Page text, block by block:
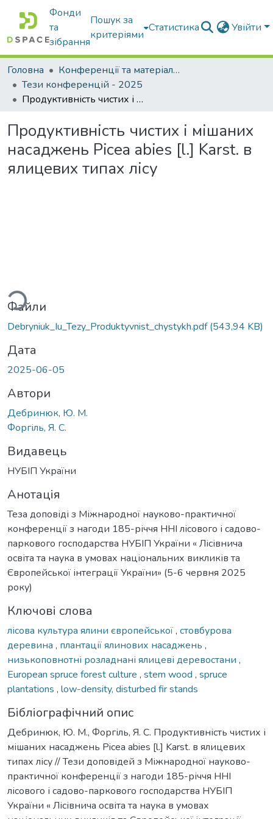
Фонди
та
зібрання
Пошук за
критеріями
Статистика Увійти
Головна
Конференції та матеріали конференцій
Тези конференцій - 2025
Продуктивність чистих і мішаних насаджень Picea abies [l.] Karst. в ялицевих типах лісу
Продуктивність чистих і мішаних
насаджень Picea abies [l.] Karst. в
ялицевих типах лісу
Файли
Debryniuk_Iu_Tezy_Produktyvnist_chystykh.pdf(543,94 KB)
Дата
2025-06-05
Автори
Дебринюк, Ю. М.
Форгіль, Я. С.
Видавець
НУБІП України
Анотація
Теза доповіді з Міжнародної науково-практичної
конференції з нагоди 185-річчя ННІ лісового і садово-
паркового господарства НУБІП України « Лісівнича
освіта та наука в умовах національних викликів та
Європейської інтеграції України» (5-6 червня 2025
року)
Ключові слова
лісова культура ялини європейської, стовбурова
деревина , плантації ялинових насаджень ,
низькоповнотні розладнані ялицеві деревостани ,
European spruce forest culture , stem wood , spruce
plantations , low-density, disturbed fir stands
Бібліографічний опис
Дебринюк, Ю. М., Форгіль, Я. С. Продуктивність чистих і
мішаних насаджень Picea abies [l.] Karst. в ялицевих
типах лісу // Тези доповідей з Міжнародної науково-
практичної конференції з нагоди 185-річчя ННІ
лісового і садово-паркового господарства НУБІП
України « Лісівнича освіта та наука в умовах